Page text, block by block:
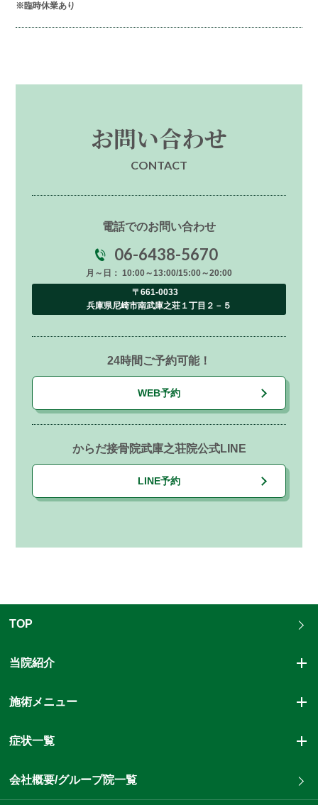
※臨時休業あり
お問い合わせ
CONTACT
電話でのお問い合わせ
06-6438-5670
月～日： 10:00～13:00/15:00～20:00
〒661-0033
兵庫県尼崎市南武庫之荘１丁目２－５
24時間ご予約可能！
WEB予約
からだ接骨院武庫之荘院公式LINE
LINE予約
TOP
当院紹介
施術メニュー
症状一覧
会社概要/グループ院一覧